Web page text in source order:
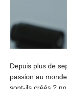
Depuis plus de
passion au